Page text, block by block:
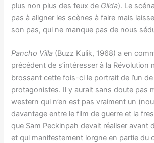
plus non plus des feux de Gilda). Le
pas à aligner les scènes à faire mais
son pas, qui ne manque pas de nous
Pancho Villa (Buzz Kulik, 1968) a en
précédent de s’intéresser à la Révolution
brossant cette fois-ci le portrait de l’un
protagonistes. Il y aurait sans doute pas
western qui n’en est pas vraiment un
davantage entre le film de guerre et la
que Sam Peckinpah devait réaliser avant
et qui manifestement lorgne en partie du